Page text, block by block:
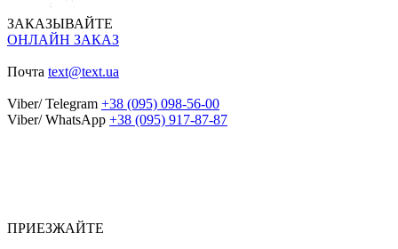
ЗАКАЗЫВАЙТЕ
ОНЛАЙН ЗАКАЗ
Почта text@text.ua
Viber/ Telegram +38 (095) 098-56-00
Viber/ WhatsApp +38 (095) 917-87-87
ПРИЕЗЖАЙТЕ